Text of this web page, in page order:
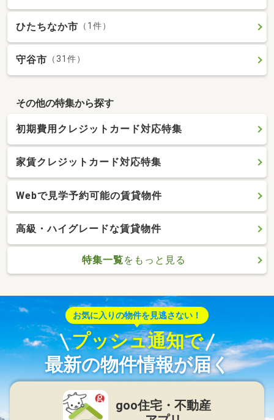
ひたちなか市 （1件）
守谷市 （31件）
その他の特集から探す
初期費用クレジットカード対応特集
家賃クレジットカード対応特集
Webで見学予約可能の賃貸物件
高級・ハイグレードな賃貸物件
特集一覧をもっと見る
お気に入りの物件を見逃さない！
プッシュ通知で
最新の物件情報が届く
goo住宅・不動産